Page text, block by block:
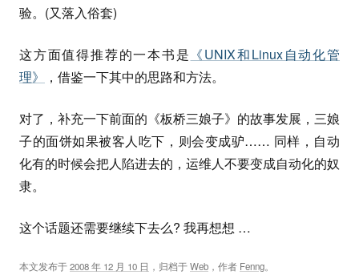
验。(又落入俗套)
这方面值得推荐的一本书是 《UNIX和Linux自动化管
理》
，借鉴一下其中的思路和方法。
对了，补充一下前面的《板桥三娘子》的故事发展，三娘
子的面饼如果被客人吃下，则会变成驴…… 同样，自动
化有的时候会把人陷进去的，运维人不要变成自动化的奴
隶。
这个话题还需要继续下去么? 我再想想 …
本文发布于2008 年 12 月 10 日 ，归档于Web ，作者 Fenng。